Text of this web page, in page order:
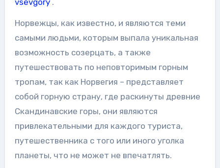
Норвежцы, как известно, и являются теми
самыми людьми, которым выпала уникальная
возможность созерцать, а также
путешествовать по неповторимым горным
тропам, так как Норвегия – представляет
собой горную страну, где раскинуты древние
Скандинавские горы, они являются
привлекательными для каждого туриста,
путешественника с того или иного уголка
планеты, что не может не впечатлять.